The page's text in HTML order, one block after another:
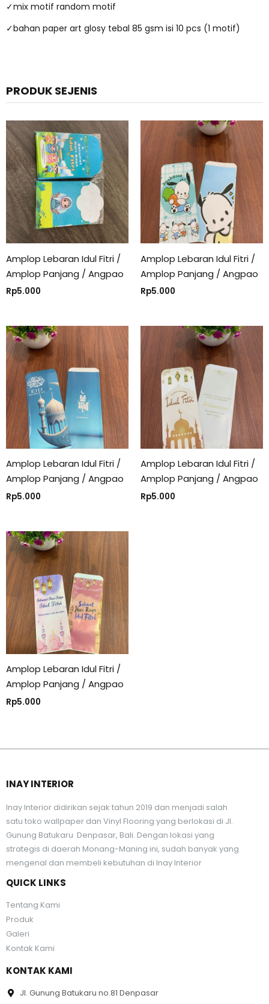
✓mix motif random motif
✓bahan paper art glosy tebal 85 gsm isi 10 pcs (1 motif)
PRODUK SEJENIS
Amplop Lebaran Idul Fitri /
Amplop Panjang / Angpao
Rp5.000
Amplop Lebaran Idul Fitri /
Amplop Panjang / Angpao
Rp5.000
Amplop Lebaran Idul Fitri /
Amplop Panjang / Angpao
Rp5.000
Amplop Lebaran Idul Fitri /
Amplop Panjang / Angpao
Rp5.000
Amplop Lebaran Idul Fitri /
Amplop Panjang / Angpao
Rp5.000
INAY INTERIOR
Inay Interior didirikan sejak tahun 2019 dan menjadi salah
satu toko wallpaper dan Vinyl Flooring yang berlokasi di Jl.
Gunung Batukaru Denpasar, Bali. Dengan lokasi yang
strategis di daerah Monang-Maning ini, sudah banyak yang
mengenal dan membeli kebutuhan di Inay Interior
QUICK LINKS
Tentang Kami
Produk
Galeri
Kontak Kami
KONTAK KAMI
Jl. Gunung Batukaru no.81 Denpasar